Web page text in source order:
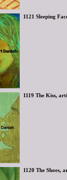
1121 Sleeping
1119 The Kiss,
1120 The Shoes,